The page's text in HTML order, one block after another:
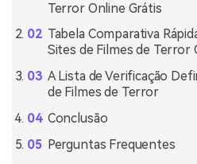
Terror Online Grátis
Tabela Comparativa
Sites de Filmes de Terror
A Lista de Verificação
de Filmes de Terror
Conclusão
Perguntas Frequentes